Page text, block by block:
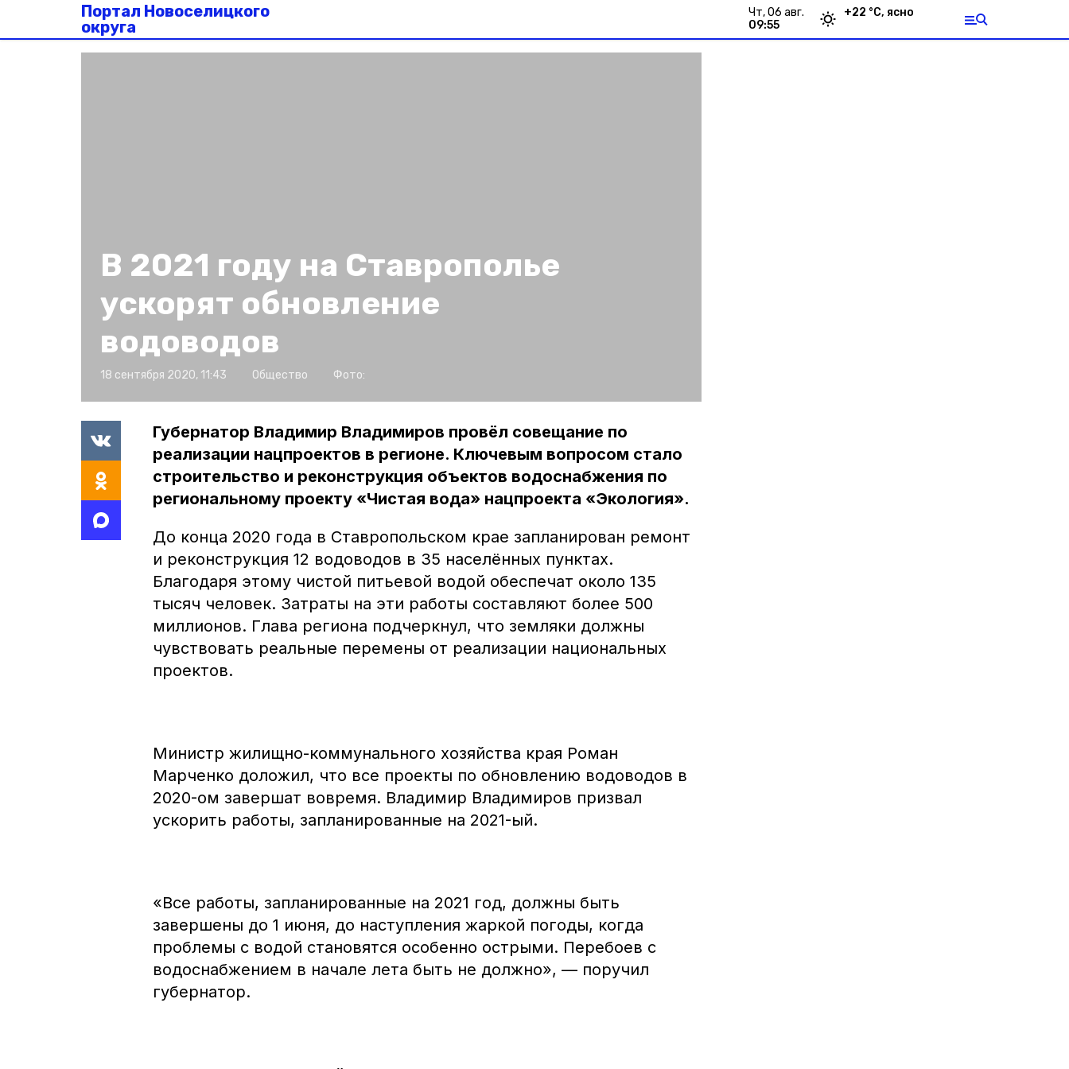
Портал Новоселицкого
округа
чт, 06 авг.
09:55
+22 °С, ясно
В 2021 году на Ставрополье
ускорят обновление
водоводов
18 сентября 2020, 11:43 Общество Фото:
Губернатор Владимир Владимиров провёл совещание по
реализации нацпроектов в регионе. Ключевым вопросом стало
строительство и реконструкция объектов водоснабжения по
региональному проекту «Чистая вода» нацпроекта «Экология».
До конца 2020 года в Ставропольском крае запланирован ремонт
и реконструкция 12 водоводов в 35 населённых пунктах.
Благодаря этому чистой питьевой водой обеспечат около 135
тысяч человек. Затраты на эти работы составляют более 500
миллионов. Глава региона подчеркнул, что земляки должны
чувствовать реальные перемены от реализации национальных
проектов.
Министр жилищно-коммунального хозяйства края Роман
Марченко доложил, что все проекты по обновлению водоводов в
2020-ом завершат вовремя. Владимир Владимиров призвал
ускорить работы, запланированные на 2021-ый.
«Все работы, запланированные на 2021 год, должны быть
завершены до 1 июня, до наступления жаркой погоды, когда
проблемы с водой становятся особенно острыми. Перебоев с
водоснабжением в начале лета быть не должно», — поручил
губернатор.